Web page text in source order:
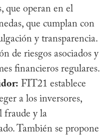
que operan en el
que cumplan con
y transparencia.
de riesgos asociados y
financieros regulares.
FIT21 establece
a los inversores,
fraude y la
También se propone